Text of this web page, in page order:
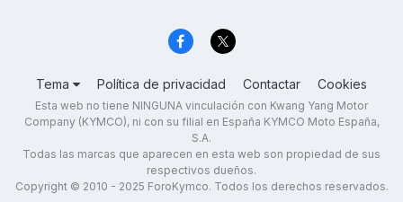
Tema Política de privacidad Contactar Cookies
Esta web no tiene NINGUNA vinculación con Kwang Yang Motor
Company (KYMCO), ni con su filial en España KYMCO Moto España,
S.A.
Todas las marcas que aparecen en esta web son propiedad de sus
respectivos dueños.
Copyright © 2010 - 2025 ForoKymco. Todos los derechos reservados.